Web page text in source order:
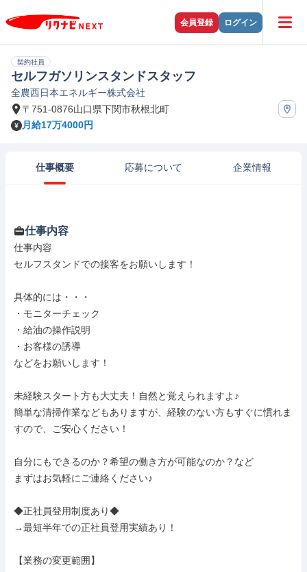
会員登録 ログイン
契約社員
セルフガソリンスタンドスタッフ
全農西日本エネルギー株式会社
〒751-0876山口県下関市秋根北町
月給17万4000円
仕事概要 応募について 企業情報
仕事内容
仕事内容
セルフスタンドでの接客をお願いします！
具体的には・・・
・モニターチェック
・給油の操作説明
・お客様の誘導
などをお願いします！
未経験スタート方も大丈夫！自然と覚えられますよ♪
簡単な清掃作業などもありますが、経験のない方もすぐに慣れま
すので、ご安心ください！
自分にもできるのか？希望の働き方が可能なのか？など
まずはお気軽にご連絡ください♪
◆正社員登用制度あり◆
→最短半年での正社員登用実績あり！
【業務の変更範囲】